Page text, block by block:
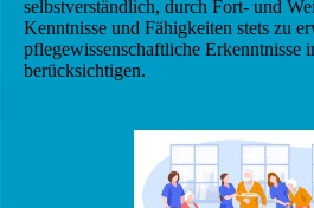
selbstverständlich, durch Fort- und
Kenntnisse und Fähigkeiten stets zu
pflegewissenschaftliche Erkenntnisse
berücksichtigen.